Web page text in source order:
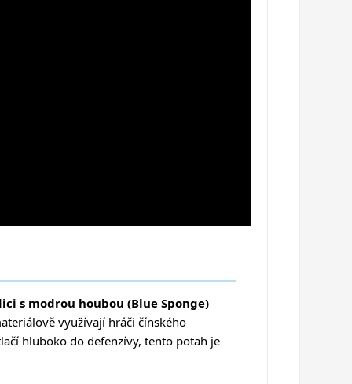
s modrou houbou (Blue Sponge)
využívají hráči čínského
hluboko do defenzívy, tento potah je